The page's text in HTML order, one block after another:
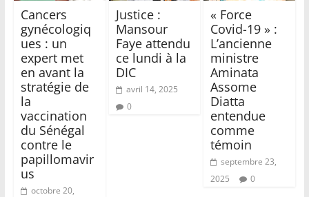
Cancers
gynécologiq
ues : un
expert met
en avant la
stratégie de
la
vaccination
du Sénégal
contre le
papillomavir
us
octobre 20,
Justice :
Mansour
Faye attendu
ce lundi à la
DIC
avril 14, 2025
0
« Force
Covid-19 » :
L’ancienne
ministre
Aminata
Assome
Diatta
entendue
comme
témoin
septembre 23,
2025
0